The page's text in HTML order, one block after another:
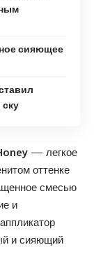
сияющее
— легкое
оттенке
смесью
и
и сияющий